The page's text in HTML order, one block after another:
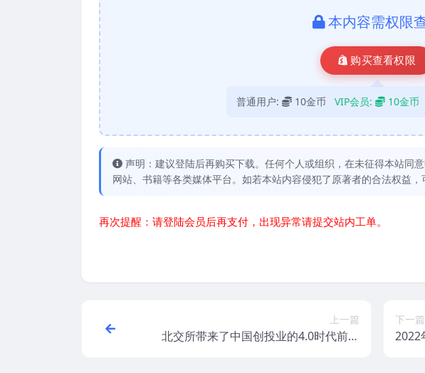
本内容需权限
购买查看权限
普通用户: 10金币 VIP会员: 10金币
声明：建议登陆后再购买下载。任何个人或组织，在未征得本站同
网站、书籍等各类媒体平台。如若本站内容侵犯了原著者的合法权益，
再次提醒：请登陆会员后再支付，出现异常请提交站内工单。
上一篇
北交所带来了中国创投业的4.0时代前端
下一篇
2022